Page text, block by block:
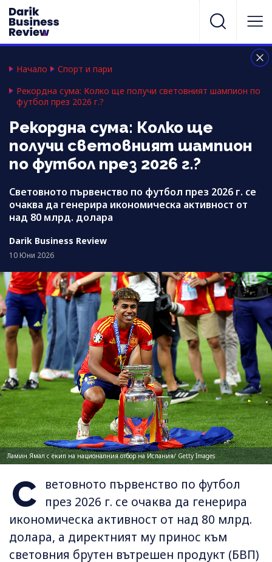
Начало
Спорт и пари
Рекордна сума: Колко ще получи световният шампион по
футбол през 2026 г.?
Рекордна сума: Колко ще
получи световният шампион
по футбол през 2026 г.?
Световното първенство по футбол през 2026 г. се
очаква да генерира икономическа активност от
над 80 млрд. долара
Darik Business Review
10 Юни 2026
Ламин Ямал с екип на националния отбор на Испания/ Getty Images
С
ветовното първенство по футбол
през 2026 г. се очаква да генерира
икономическа активност от над 80 млрд.
долара, а директният му принос към
световния брутен вътрешен продукт (БВП)